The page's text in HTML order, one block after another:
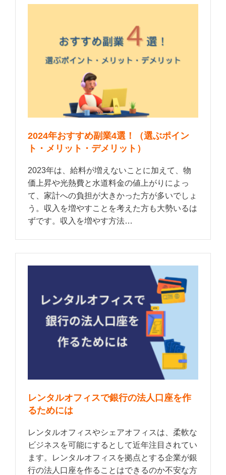
2024年おすすめ副業4選！（選ぶポイン
ト・メリット・デメリット）
2023年は、給料が増えないことに加えて、物
価上昇や光熱費と水道料金の値上がりによっ
て、家計への負担が大きかった方が多いでしょ
う。収入を増やすことを考えた方も大勢いるは
ずです。収入を増やす方法…
レンタルオフィスで銀行の法人口座を作
るためには
レンタルオフィスやシェアオフィスは、柔軟な
ビジネスを可能にするとして近年注目されてい
ます。レンタルオフィスを拠点とする企業が銀
行の法人口座を作ることはできるのか不安な方